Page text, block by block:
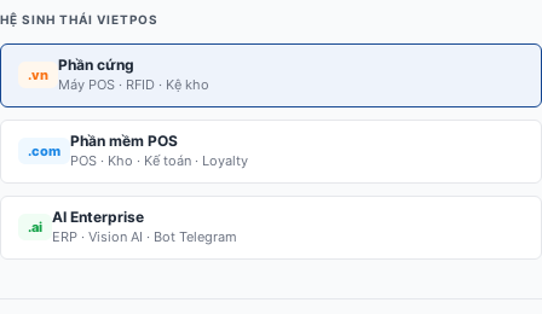
HỆ SINH THÁI VIETPOS
.vn
Phần cứng
Máy POS · RFID · Kệ kho
.com
Phần mềm POS
POS · Kho · Kế toán · Loyalty
.ai
AI Enterprise
ERP · Vision AI · Bot Telegram